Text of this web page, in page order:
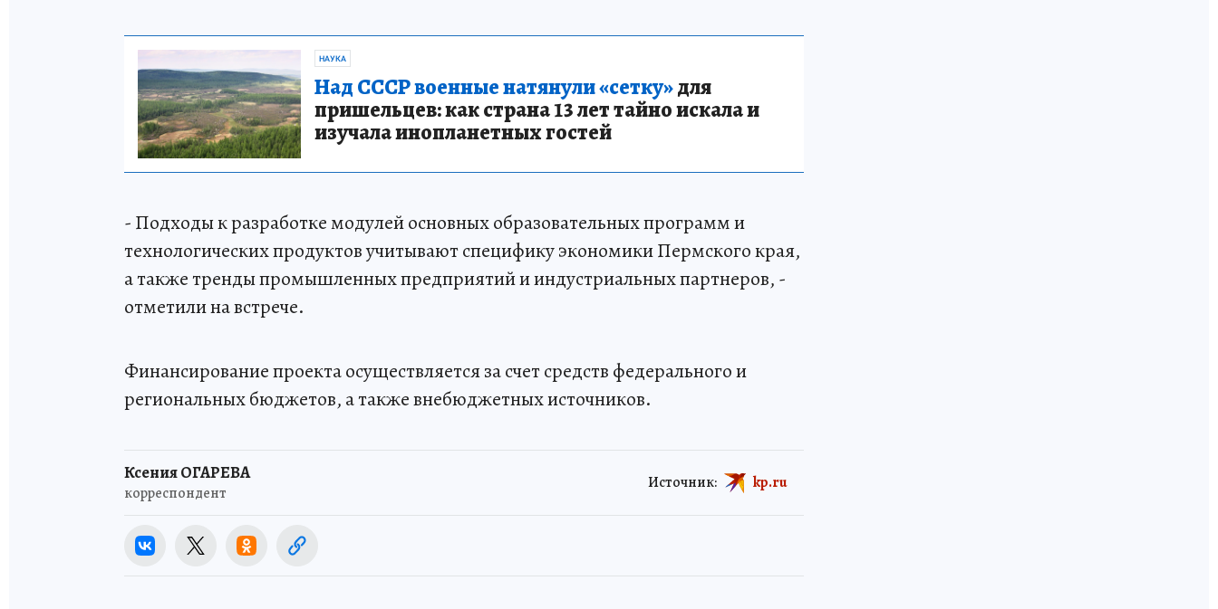
НАУКА
Над СССР военные натянули «сетку»для
пришельцев: как страна 13 лет тайно искала и
изучала инопланетных гостей
- Подходы к разработке модулей основных образовательных программ и
технологических продуктов учитывают специфику экономики Пермского края,
а также тренды промышленных предприятий и индустриальных партнеров, -
отметили на встрече.
Финансирование проекта осуществляется за счет средств федерального и
региональных бюджетов, а также внебюджетных источников.
Ксения ОГАРЕВА
корреспондент
Источник: kp.ru